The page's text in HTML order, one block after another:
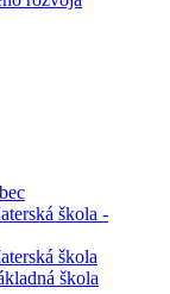
škola -
škola
škola